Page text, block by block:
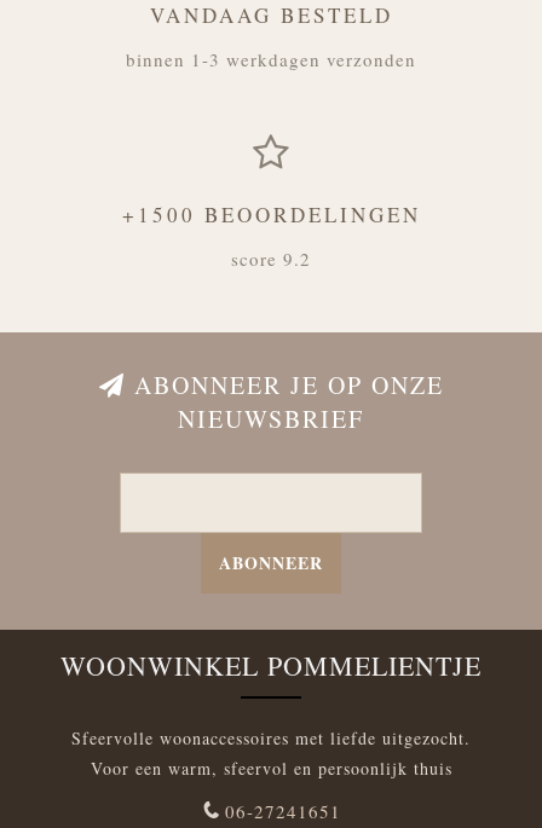
VANDAAG BESTELD
binnen 1-3 werkdagen verzonden
+1500 BEOORDELINGEN
score 9.2
ABONNEER JE OP ONZE
NIEUWSBRIEF
ABONNEER
WOONWINKEL POMMELIENTJE
Sfeervolle woonaccessoires met liefde uitgezocht.
Voor een warm, sfeervol en persoonlijk thuis
06-27241651